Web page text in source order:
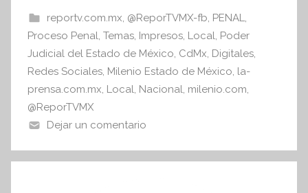
I
n
f
o
r
i
b
o
o
k
A
p
p
reportv.com.mx, @ReporTVMX-fb, PENAL,
Proceso Penal, Temas, Impresos, Local, Poder
Judicial del Estado de México, CdMx, Digitales,
Redes Sociales, Milenio Estado de México, la-
prensa.com.mx, Local, Nacional, milenio.com,
@ReporTVMX
Dejar un comentario